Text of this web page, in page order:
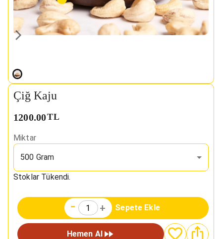
Çiğ Kaju
1200.00TL
Miktar
500 Gram
Stoklar Tükendi.
- + Sepete Ekle
Hemen Al